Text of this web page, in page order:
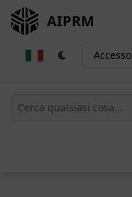
AIPRM
Accesso